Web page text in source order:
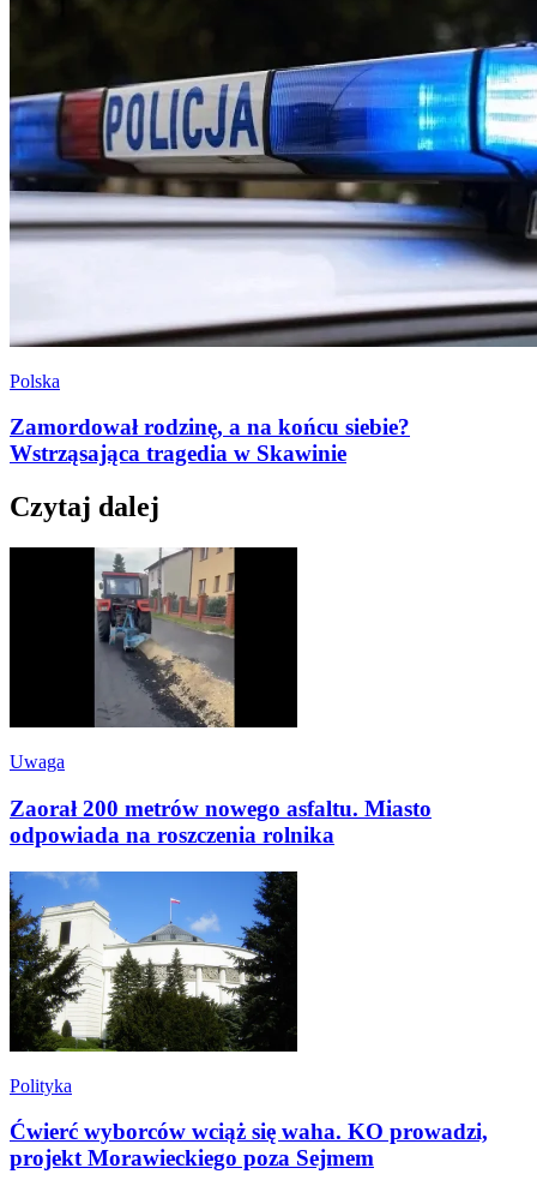
Polska
Zamordował rodzinę, a na końcu siebie?
Wstrząsająca tragedia w Skawinie
Czytaj dalej
Uwaga
Zaorał 200 metrów nowego asfaltu. Miasto
odpowiada na roszczenia rolnika
Polityka
Ćwierć wyborców wciąż się waha. KO prowadzi,
projekt Morawieckiego poza Sejmem